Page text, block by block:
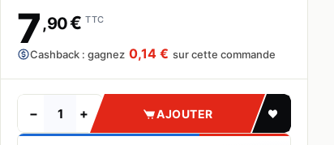
7,90€ TTC
Cashback : gagnez 0,14 € sur cette commande
− + AJOUTER